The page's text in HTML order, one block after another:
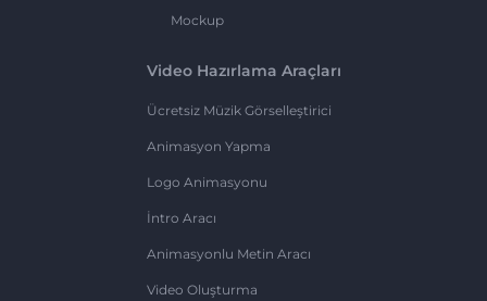
Mockup
Video Hazırlama Araçları
Ücretsiz Müzik Görselleştirici
Animasyon Yapma
Logo Animasyonu
İntro Aracı
Animasyonlu Metin Aracı
Video Oluşturma